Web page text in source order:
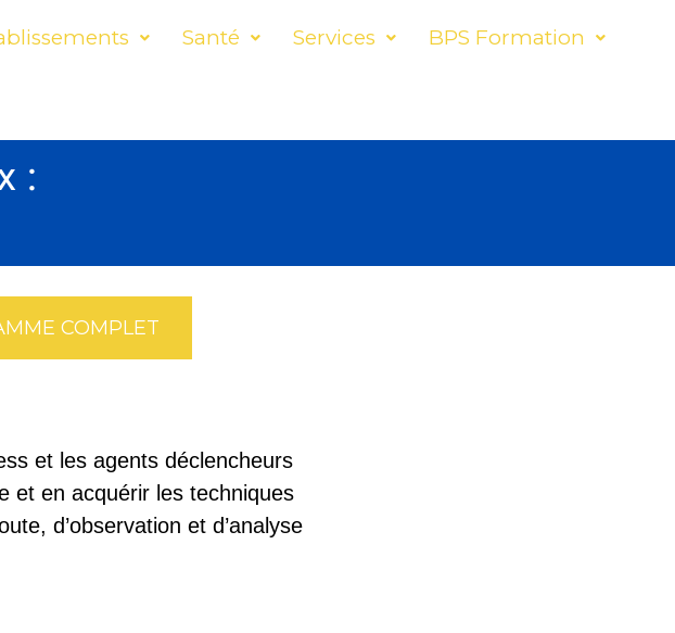
Santé Services BPS Formation
:
COMPLET
et les agents déclencheurs
et en acquérir les techniques
d’observation et d’analyse